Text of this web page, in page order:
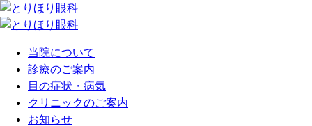
当院について
診療のご案内
目の症状・病気
クリニックのご案内
お知らせ